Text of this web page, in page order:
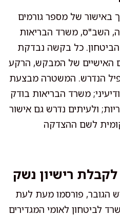
באישור של מספר גורמים
השב"ס, משרד הבריאות
כל בקשה נבדקת
האישיים של המבקש, הרקע
הנדרש. המשטרה מבצעת
משרד הבריאות בודק
ולעיתים נדרש גם אישור
לשם ההצדקה
לקבלת רישיון נשק
הגובר, פורסמו מעת לעת
לביטחון לאומי המגדירים